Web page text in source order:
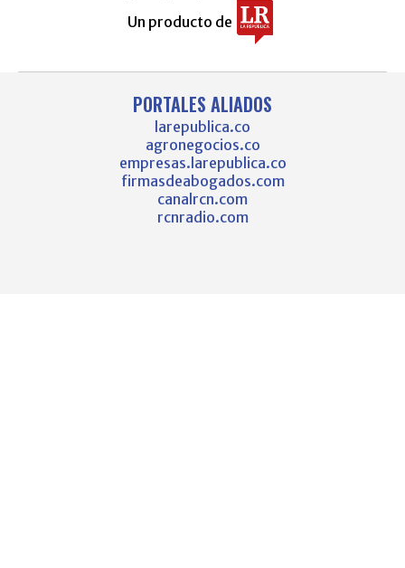
Un producto de
PORTALES ALIADOS
larepublica.co
agronegocios.co
empresas.larepublica.co
firmasdeabogados.com
canalrcn.com
rcnradio.com